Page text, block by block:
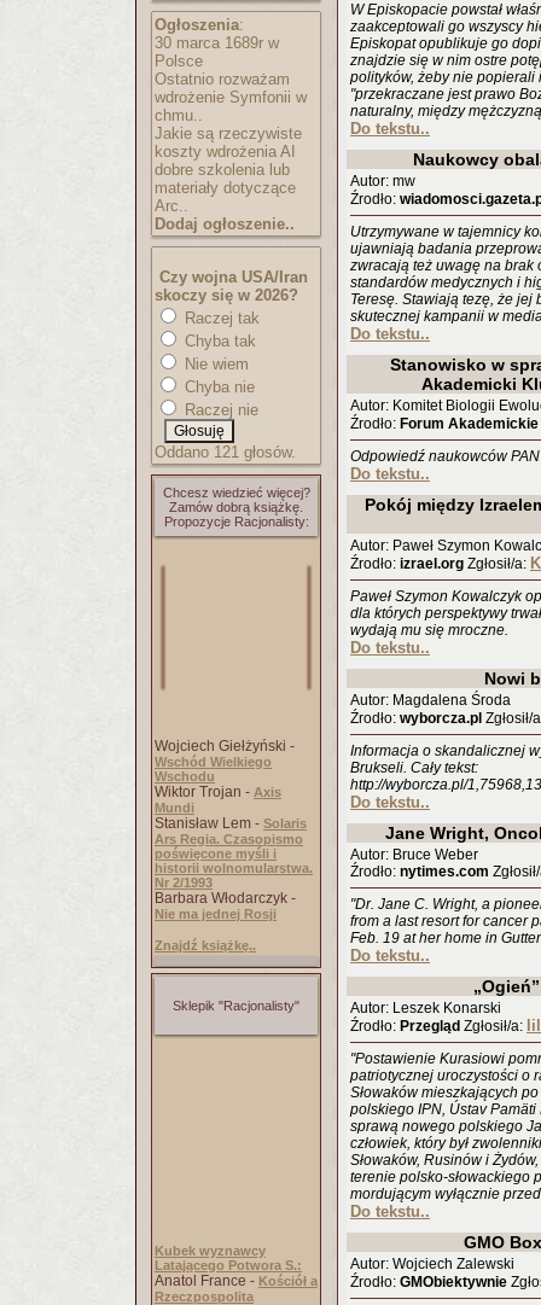
Ogłoszenia:
30 marca 1689r w
Polsce
Ostatnio rozważam
wdrożenie Symfonii w
chmu..
Jakie są rzeczywiste
koszty wdrożenia AI
dobre szkolenia lub
materiały dotyczące
Arc..
Dodaj ogłoszenie..
Czy wojna USA/Iran
skoczy się w 2026?
Raczej tak
Chyba tak
Nie wiem
Chyba nie
Raczej nie
Oddano 121 głosów.
Chcesz wiedzieć więcej?
Zamów dobrą książkę.
Propozycje Racjonalisty:
Wojciech Giełżyński -
Wschód Wielkiego
Wschodu
Wiktor Trojan - Axis
Mundi
Stanisław Lem - Solaris
Ars Regia. Czasopismo
poświęcone myśli i
historii wolnomularstwa.
Nr 2/1993
Barbara Włodarczyk -
Nie ma jednej Rosji
Znajdź książkę..
Sklepik "Racjonalisty"
Kubek wyznawcy
Latającego Potwora S.:
Anatol France - Kościół a
Rzeczpospolita
W Episkopacie powstał
zaakceptowali go wszyscy
Episkopat opublikuje go
znajdzie się w nim ostre
polityków, żeby nie popierali
"przekraczane jest prawo
naturalny, między
Do tekstu..
Naukowcy
Autor: mw
Źrodło:
Utrzymywane w tajemnicy
ujawniają badania
zwracają też uwagę na
standardów medycznych i
Teresę. Stawiają tezę, że jej
skutecznej kampanii w
Do tekstu..
Stanowisko w
Akademicki
Autor: Komitet Biologii
Źrodło: Forum Akademickie
Odpowiedź naukowców
Do tekstu..
Pokój między
Autor: Paweł Szymon
Źrodło: izrael.org Zgłosił/a:
Paweł Szymon Kowalczyk
dla których perspektywy
wydają mu się mroczne.
Do tekstu..
Nowi
Autor: Magdalena Środa
Źrodło: wyborcza.pl Zgłosił/
Informacja o skandalicznej
Brukseli. Cały tekst:
http://wyborcza.pl/
Do tekstu..
Jane Wright,
Autor: Bruce Weber
Źrodło: nytimes.com
"Dr. Jane C. Wright, a
from a last resort for cancer
Feb. 19 at her home in
Do tekstu..
Autor: Leszek Konarski
Źrodło: Przegląd Zgłosił/a:
"Postawienie Kurasiowi
patriotycznej uroczystości o
Słowaków mieszkających
polskiego IPN, Ústav Pamäti
sprawą nowego polskiego
człowiek, który był
Słowaków, Rusinów i
terenie polsko-słowackiego
mordującym wyłącznie
Do tekstu..
GMO
Autor: Wojciech Zalewski
Źrodło: GMObiektywnie